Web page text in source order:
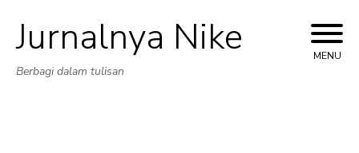
Skip
Jurnalnya Nike
Berbagi dalam tulisan
MENU